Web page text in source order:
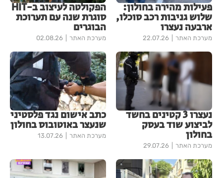
פעילות מהירה בחולון:
שלוש גניבות רכב סוכלו,
ארבעה נעצרו
מערכת האתר 22.07.26
הפקולטה לעיצוב ב-HIT
סוגרת שנה עם תערוכת
הבוגרים
מערכת האתר 02.08.26
נעצרו 3 קטינים בחשד
לביצוע שוד בעסק
בחולון
מערכת האתר 29.07.26
כתב אישום נגד פלסטיני
שנעצר באוטובוס בחולון
מערכת האתר 13.07.26